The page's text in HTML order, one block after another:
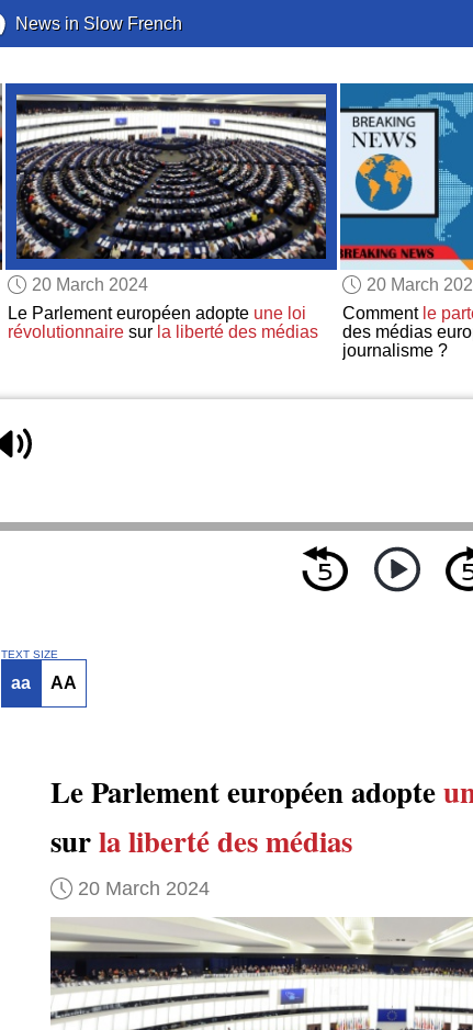
News in Slow French
20 March 2024
Le Parlement européen adopte une loi
révolutionnairesur la liberté des médias
20 March
Comment le
des médias
journalisme ?
TEXT SIZE
aa AA
Le Parlement européen adopte
surla liberté des médias
20 March 2024